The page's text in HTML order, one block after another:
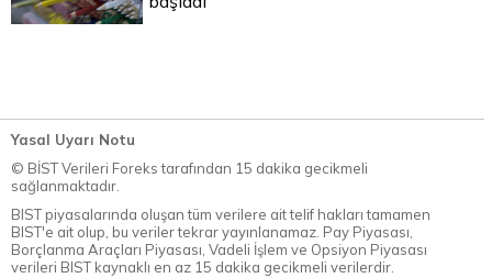
Yasal Uyarı Notu
© BİST Verileri Foreks tarafından 15 dakika gecikmeli
sağlanmaktadır.
BIST piyasalarında oluşan tüm verilere ait telif hakları tamamen
BIST'e ait olup, bu veriler tekrar yayınlanamaz. Pay Piyasası,
Borçlanma Araçları Piyasası, Vadeli İşlem ve Opsiyon Piyasası
verileri BIST kaynaklı en az 15 dakika gecikmeli verilerdir.